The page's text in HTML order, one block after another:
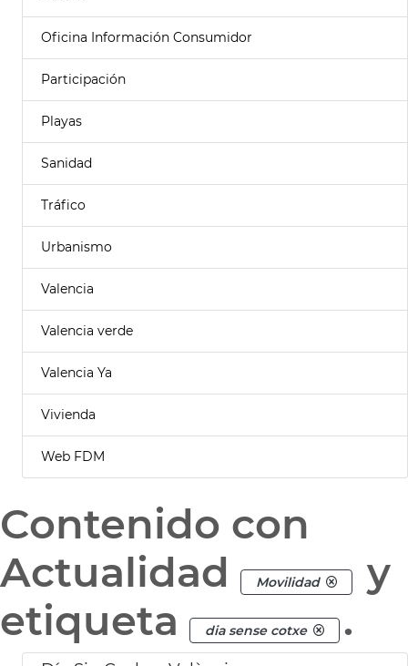
Oficina Información Consumidor
Participación
Playas
Sanidad
Tráfico
Urbanismo
Valencia
Valencia verde
Valencia Ya
Vivienda
Web FDM
Contenido con
Actualidad
Movilidad
y
etiqueta
dia sense cotxe .